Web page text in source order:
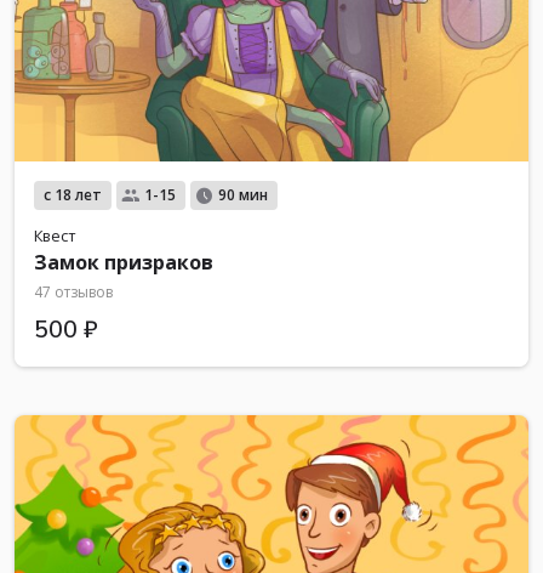
с 18 лет 1-15 90 мин
Квест
Замок призраков
47 отзывов
500 ₽